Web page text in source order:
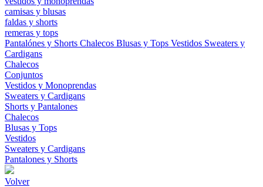
camisas y blusas
faldas y shorts
remeras y tops
Pantalónes y Shorts Chalecos Blusas y Tops Vestidos Sweaters y
Cardigans
Chalecos
Conjuntos
Vestidos y Monoprendas
Sweaters y Cardigans
Shorts y Pantalones
Chalecos
Blusas y Tops
Vestidos
Sweaters y Cardigans
Pantalones y Shorts
Volver